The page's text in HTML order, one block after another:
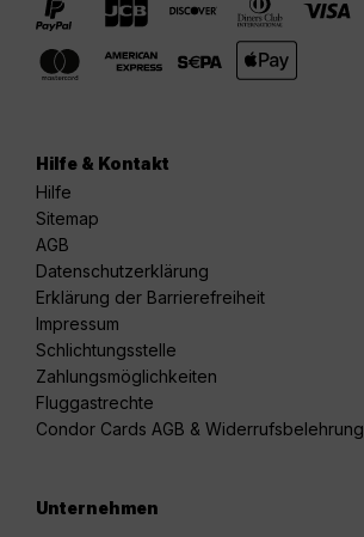
Hilfe & Kontakt
Hilfe
Sitemap
AGB
Datenschutzerklärung
Erklärung der Barrierefreiheit
Impressum
Schlichtungsstelle
Zahlungsmöglichkeiten
Fluggastrechte
Condor Cards AGB & Widerrufsbelehrung
Unternehmen